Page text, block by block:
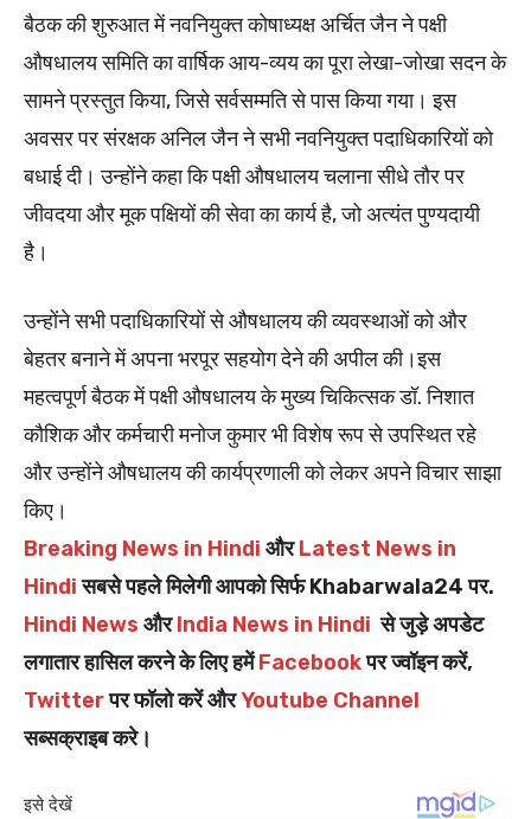
बैठक की शुरुआत में नवनियुक्त कोषाध्यक्ष अर्चित जैन ने पक्षी
औषधालय समिति का वार्षिक आय-व्यय का पूरा लेखा-जोखा सदन के
सामने प्रस्तुत किया, जिसे सर्वसम्मति से पास किया गया। इस
अवसर पर संरक्षक अनिल जैन ने सभी नवनियुक्त पदाधिकारियों को
बधाई दी। उन्होंने कहा कि पक्षी औषधालय चलाना सीधे तौर पर
जीवदया और मूक पक्षियों की सेवा का कार्य है, जो अत्यंत पुण्यदायी
है।
उन्होंने सभी पदाधिकारियों से औषधालय की व्यवस्थाओं को और
बेहतर बनाने में अपना भरपूर सहयोग देने की अपील की।इस
महत्वपूर्ण बैठक में पक्षी औषधालय के मुख्य चिकित्सक डॉ. निशात
कौशिक और कर्मचारी मनोज कुमार भी विशेष रूप से उपस्थित रहे
और उन्होंने औषधालय की कार्यप्रणाली को लेकर अपने विचार साझा
किए।
Breaking News in Hindi औरLatest News in
Hindiसबसे पहले मिलेगी आपको सिर्फ Khabarwala24 पर.
Hindi News औरIndia News in Hindi से जुड़े अपडेट
लगातार हासिल करने के लिए हमेंFacebookपर ज्वॉइन करें,
Twitterपर फॉलो करें औरYoutube Channel
सब्सक्राइब करे।